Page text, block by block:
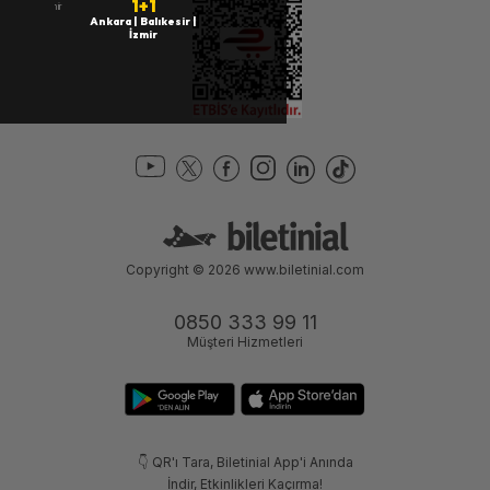
1+1
Ankara | Balıkesir |
İzmir
| İzmir
0850 333 99 11
Müşteri Hizmetleri
👇 QR'ı Tara, Biletinial App'i Anında
İndir, Etkinlikleri Kaçırma!
Copyright © 2026 www.biletinial.com